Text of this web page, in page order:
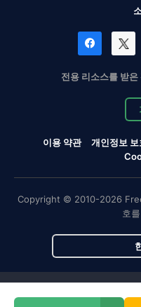
전용 리소스를 받
이용 약관 개인정보 보
Copyright © 2010-2026
호